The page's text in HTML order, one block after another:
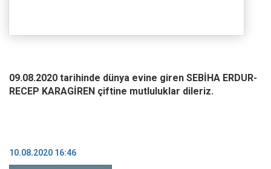
09.08.2020 tarihinde dünya evine giren SEBİHA ERDUR-
RECEP KARAGİREN çiftine mutluluklar dileriz.
10.08.2020 16:46